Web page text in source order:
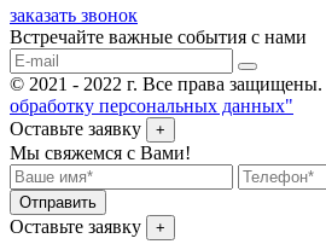
заказать звонок
Встречайте важные события с нами
© 2021 - 2022 г. Все права защищены.
обработку персональных данных"
Оставьте заявку
+
Мы свяжемся с Вами!
Отправить
Оставьте заявку +